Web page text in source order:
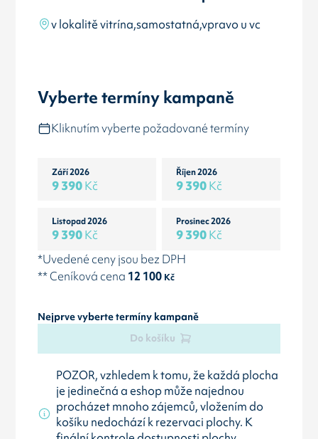
v lokalitě vitrína,samostatná,vpravo u vc
Vyberte termíny kampaně
Kliknutím vyberte požadované termíny
Září 2026
9 390Kč
Říjen 2026
9 390Kč
Listopad 2026
9 390Kč
Prosinec 2026
9 390Kč
*Uvedené ceny jsou bez DPH
** Ceníková cena 12 100Kč
Nejprve vyberte termíny kampaně
Do košíku
POZOR, vzhledem k tomu, že každá plocha
je jedinečná a eshop může najednou
procházet mnoho zájemců, vložením do
košíku nedochází k rezervaci plochy. K